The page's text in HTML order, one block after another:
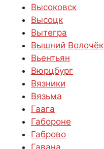
Высоковск
Высоцк
Вытегра
Вышний Волочёк
Вьентьян
Вюрцбург
Вязники
Вязьма
Гаага
Габороне
Габрово
Гавана